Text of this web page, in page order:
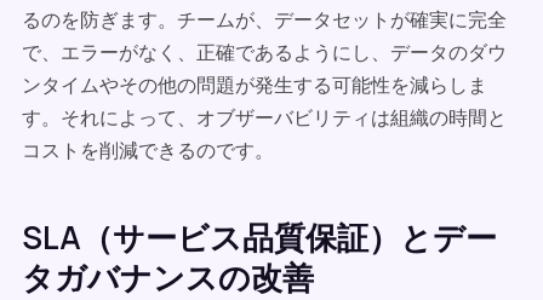
るのを防ぎます。チームが、データセットが確実に完全
で、エラーがなく、正確であるようにし、データのダウ
ンタイムやその他の問題が発生する可能性を減らしま
す。それによって、オブザーバビリティは組織の時間と
コストを削減できるのです。
SLA（サービス品質保証）とデー
タガバナンスの改善